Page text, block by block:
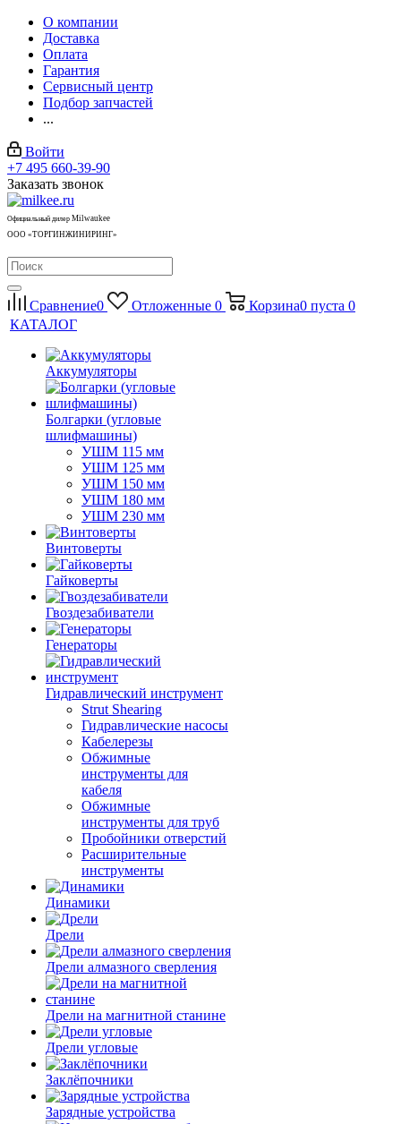
О компании
Доставка
Оплата
Гарантия
Сервисный центр
Подбор запчастей
...
Войти
+7 495 660-39-90
Заказать звонок
Официальный дилер Milwaukee
ООО «ТОРГИНЖИНИРИНГ»
Сравнение0 Отложенные 0 Корзина0 пуста 0
КАТАЛОГ
Аккумуляторы
Болгарки (угловые
шлифмашины)
УШМ 115 мм
УШМ 125 мм
УШМ 150 мм
УШМ 180 мм
УШМ 230 мм
Винтоверты
Гайковерты
Гвоздезабиватели
Генераторы
Гидравлический инструмент
Strut Shearing
Гидравлические насосы
Кабелерезы
Обжимные
инструменты для
кабеля
Обжимные
инструменты для труб
Пробойники отверстий
Расширительные
инструменты
Динамики
Дрели
Дрели алмазного сверления
Дрели на магнитной станине
Дрели угловые
Заклёпочники
Зарядные устройства